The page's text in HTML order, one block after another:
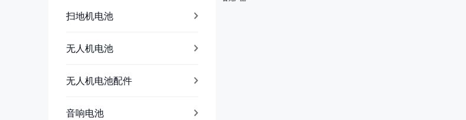
扫地机电池
无人机电池
无人机电池配件
音响电池